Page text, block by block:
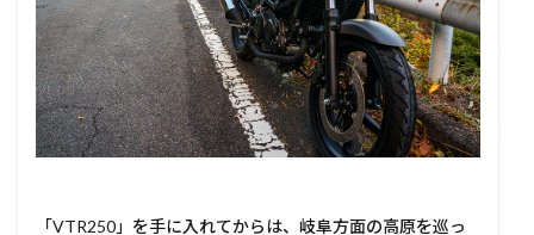
「VTR250」を手に入れてからは、岐阜方面の高原を巡っ